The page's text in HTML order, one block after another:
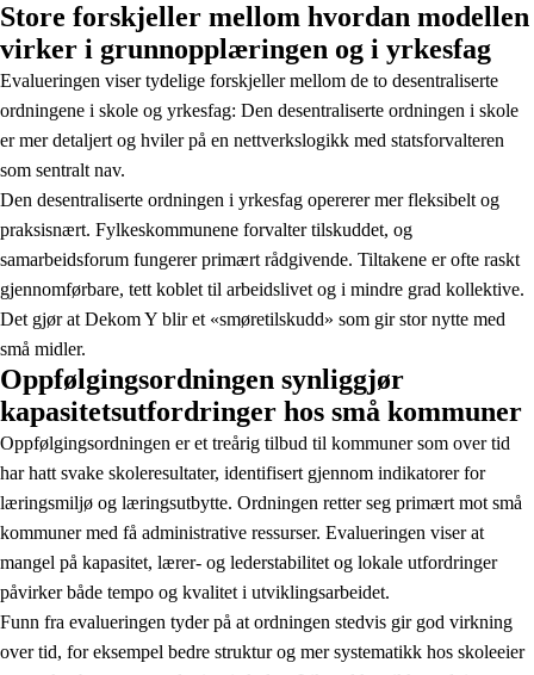
Store forskjeller mellom hvordan modellen
virker i grunnopplæringen og i yrkesfag
Evalueringen viser tydelige forskjeller mellom de to desentraliserte
ordningene i skole og yrkesfag: Den desentraliserte ordningen i skole
er mer detaljert og hviler på en nettverkslogikk med statsforvalteren
som sentralt nav.
Den desentraliserte ordningen i yrkesfag opererer mer fleksibelt og
praksisnært. Fylkeskommunene forvalter tilskuddet, og
samarbeidsforum fungerer primært rådgivende. Tiltakene er ofte raskt
gjennomførbare, tett koblet til arbeidslivet og i mindre grad kollektive.
Det gjør at Dekom Y blir et «smøretilskudd» som gir stor nytte med
små midler.
Oppfølgingsordningen synliggjør
kapasitetsutfordringer hos små kommuner
Oppfølgingsordningen er et treårig tilbud til kommuner som over tid
har hatt svake skoleresultater, identifisert gjennom indikatorer for
læringsmiljø og læringsutbytte. Ordningen retter seg primært mot små
kommuner med få administrative ressurser. Evalueringen viser at
mangel på kapasitet, lærer- og lederstabilitet og lokale utfordringer
påvirker både tempo og kvalitet i utviklingsarbeidet.
Funn fra evalueringen tyder på at ordningen stedvis gir god virkning
over tid, for eksempel bedre struktur og mer systematikk hos skoleeier